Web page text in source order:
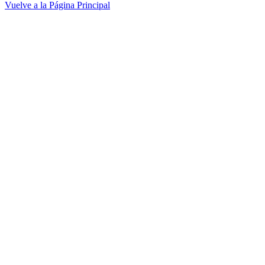
Vuelve a la Página Principal